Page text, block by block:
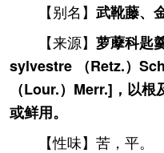
【别名】 武靴藤、
【来源】 萝藦科匙
sylvestre （Retz.）
（Lour.）Merr.]，以
或鲜用。
【性味】苦，平。